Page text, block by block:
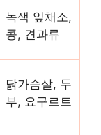
녹색 잎채소,
콩, 견과류
닭가슴살, 두
부, 요구르트